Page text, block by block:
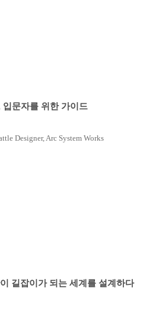
문자를 위한 가이드
Designer, Arc System Works
길잡이가 되는 세계를 설계하다